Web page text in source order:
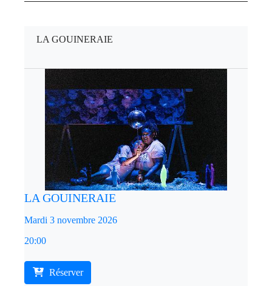
LA GOUINERAIE
LA GOUINERAIE
Mardi 3 novembre 2026
20:00
Réserver